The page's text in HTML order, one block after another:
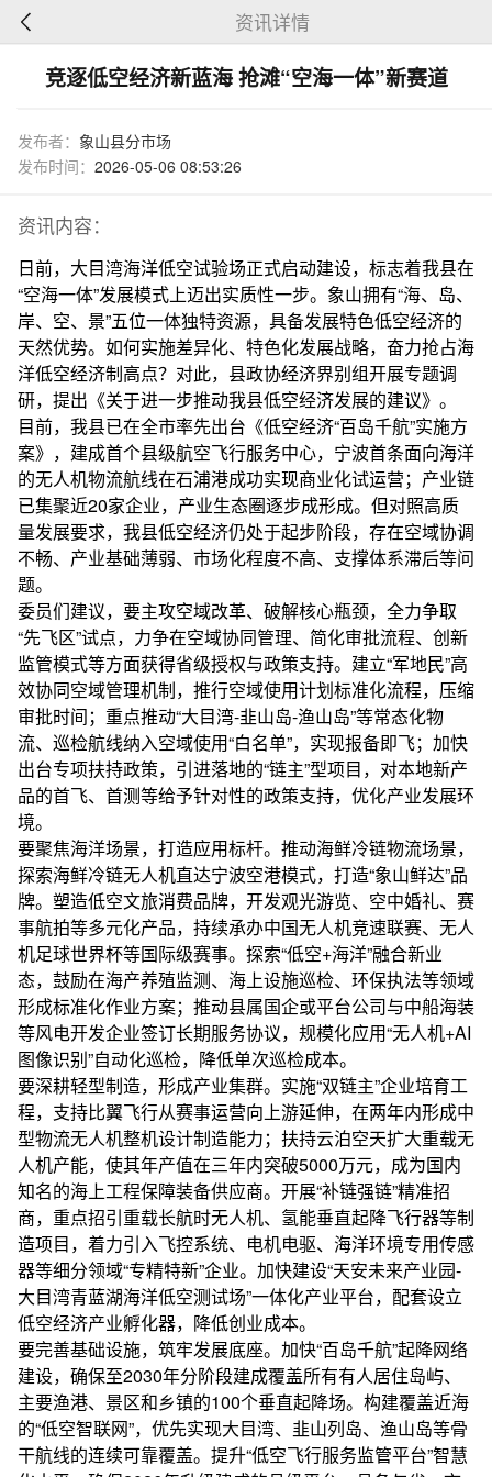
资讯详情
竞逐低空经济新蓝海 抢滩“空海一体”新赛道
发布者： 象山县分市场
发布时间： 2026-05-06 08:53:26
资讯内容：
日前，大目湾海洋低空试验场正式启动建设，标志着我县在
“空海一体”发展模式上迈出实质性一步。象山拥有“海、岛、
岸、空、景”五位一体独特资源，具备发展特色低空经济的
天然优势。如何实施差异化、特色化发展战略，奋力抢占海
洋低空经济制高点？对此，县政协经济界别组开展专题调
研，提出《关于进一步推动我县低空经济发展的建议》。
目前，我县已在全市率先出台《低空经济“百岛千航”实施方
案》，建成首个县级航空飞行服务中心，宁波首条面向海洋
的无人机物流航线在石浦港成功实现商业化试运营；产业链
已集聚近20家企业，产业生态圈逐步成形成。但对照高质
量发展要求，我县低空经济仍处于起步阶段，存在空域协调
不畅、产业基础薄弱、市场化程度不高、支撑体系滞后等问
题。
委员们建议，要主攻空域改革、破解核心瓶颈，全力争取
“先飞区”试点，力争在空域协同管理、简化审批流程、创新
监管模式等方面获得省级授权与政策支持。建立“军地民”高
效协同空域管理机制，推行空域使用计划标准化流程，压缩
审批时间；重点推动“大目湾-韭山岛-渔山岛”等常态化物
流、巡检航线纳入空域使用“白名单”，实现报备即飞；加快
出台专项扶持政策，引进落地的“链主”型项目，对本地新产
品的首飞、首测等给予针对性的政策支持，优化产业发展环
境。
要聚焦海洋场景，打造应用标杆。推动海鲜冷链物流场景，
探索海鲜冷链无人机直达宁波空港模式，打造“象山鲜达”品
牌。塑造低空文旅消费品牌，开发观光游览、空中婚礼、赛
事航拍等多元化产品，持续承办中国无人机竞速联赛、无人
机足球世界杯等国际级赛事。探索“低空+海洋”融合新业
态，鼓励在海产养殖监测、海上设施巡检、环保执法等领域
形成标准化作业方案；推动县属国企或平台公司与中船海装
等风电开发企业签订长期服务协议，规模化应用“无人机+AI
图像识别”自动化巡检，降低单次巡检成本。
要深耕轻型制造，形成产业集群。实施“双链主”企业培育工
程，支持比翼飞行从赛事运营向上游延伸，在两年内形成中
型物流无人机整机设计制造能力；扶持云泊空天扩大重载无
人机产能，使其年产值在三年内突破5000万元，成为国内
知名的海上工程保障装备供应商。开展“补链强链”精准招
商，重点招引重载长航时无人机、氢能垂直起降飞行器等制
造项目，着力引入飞控系统、电机电驱、海洋环境专用传感
器等细分领域“专精特新”企业。加快建设“天安未来产业园-
大目湾青蓝湖海洋低空测试场”一体化产业平台，配套设立
低空经济产业孵化器，降低创业成本。
要完善基础设施，筑牢发展底座。加快“百岛千航”起降网络
建设，确保至2030年分阶段建成覆盖所有有人居住岛屿、
主要渔港、景区和乡镇的100个垂直起降场。构建覆盖近海
的“低空智联网”，优先实现大目湾、韭山列岛、渔山岛等骨
干航线的连续可靠覆盖。提升“低空飞行服务监管平台”智慧